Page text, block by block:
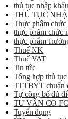
thủ tục nhập khẩu
THỦ TỤC
Thực phẩm chức
thực phẩm chức
thực phẩm
Thuế NK
Thuế VAT
Tin tức
Tổng hợp thủ
TTTBYT chuẩn
Tự công bố đủ
TƯ VẤN CO
Tuyển dụng